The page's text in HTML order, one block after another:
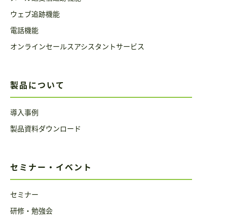
ウェブ追跡機能
電話機能
オンラインセールスアシスタントサービス
製品について
導入事例
製品資料ダウンロード
セミナー・イベント
セミナー
研修・勉強会